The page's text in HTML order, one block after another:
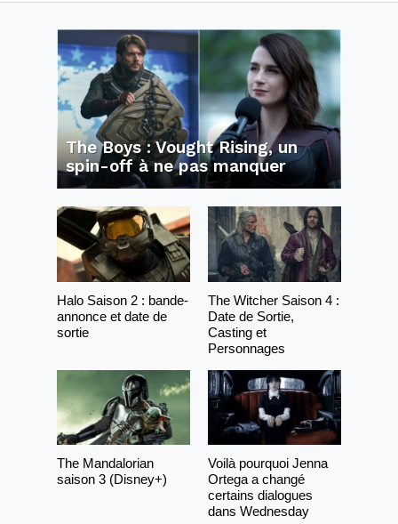
The Boys : Vought Rising, un
spin-off à ne pas manquer
Halo Saison 2 : bande-
annonce et date de
sortie
The Witcher Saison 4 :
Date de Sortie,
Casting et
Personnages
The Mandalorian
saison 3 (Disney+)
Voilà pourquoi Jenna
Ortega a changé
certains dialogues
dans Wednesday